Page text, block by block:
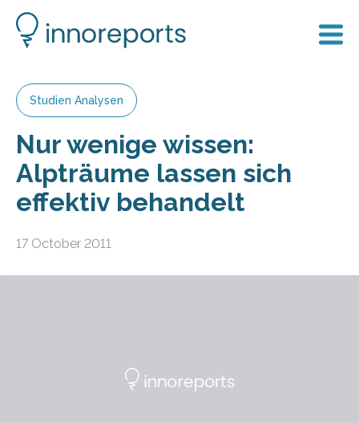
Studien Analysen
Nur wenige wissen:
Alpträume lassen sich
effektiv behandelt
17 October 2011